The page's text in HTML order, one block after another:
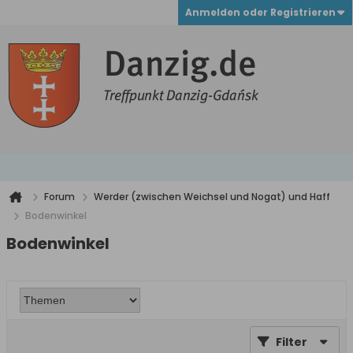
Anmelden oder Registrieren
Forum
Werder (zwischen Weichsel und Nogat) und Haff
Bodenwinkel
Bodenwinkel
Filter